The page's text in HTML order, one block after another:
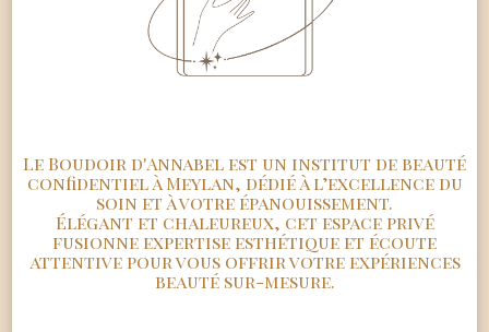
Le Boudoir d'Annabel est un institut de beauté
confidentiel à Meylan, dédié à l’excellence du
soin et à votre épanouissement.
Élégant et chaleureux, cet espace privé
fusionne expertise esthétique et écoute
attentive pour vous offrir votre expériences
beauté sur-mesure.